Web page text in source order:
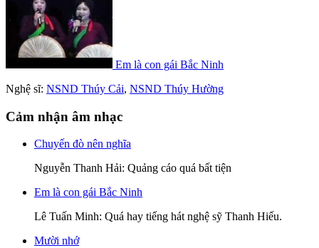
Em là con gái Bắc Ninh
Nghệ sĩ: NSND Thúy Cải, NSND Thúy Hường
Cảm nhận âm nhạc
Chuyến đò nên nghĩa
Nguyễn Thanh Hải: Quảng cáo quá bất tiện
Em là con gái Bắc Ninh
Lê Tuấn Minh: Quá hay tiếng hát nghệ sỹ Thanh Hiếu.
Mười nhớ